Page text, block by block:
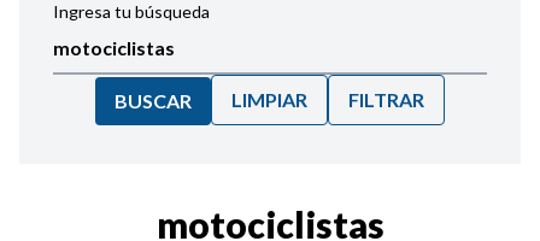
Ingresa tu búsqueda
BUSCAR LIMPIAR FILTRAR
motociclistas